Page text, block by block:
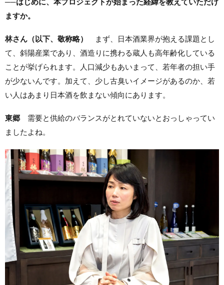
──はじめに、本プロジェクトが始まった経緯を教えていただけ
ますか。
林さん（以下、敬称略）
まず、日本酒業界が抱える課題とし
て、斜陽産業であり、酒造りに携わる蔵人も高年齢化している
ことが挙げられます。人口減少もあいまって、若年者の担い手
が少ないんです。加えて、少し古臭いイメージがあるのか、若
い人はあまり日本酒を飲まない傾向にあります。
東郷 需要と供給のバランスがとれていないとおっしゃってい
ましたよね。